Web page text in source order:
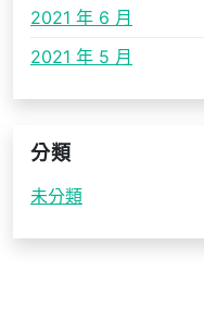
2021 年 6 月
2021 年 5 月
分類
未分類